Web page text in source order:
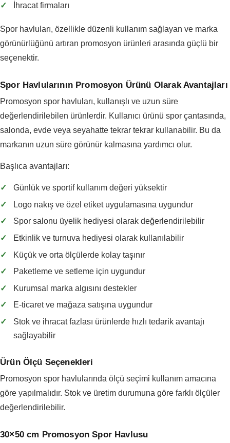
✓
İhracat firmaları
Spor havluları, özellikle düzenli kullanım sağlayan ve marka
görünürlüğünü artıran promosyon ürünleri arasında güçlü bir
seçenektir.
Spor Havlularının Promosyon Ürünü Olarak Avantajları
Promosyon spor havluları, kullanışlı ve uzun süre
değerlendirilebilen ürünlerdir. Kullanıcı ürünü spor çantasında,
salonda, evde veya seyahatte tekrar tekrar kullanabilir. Bu da
markanın uzun süre görünür kalmasına yardımcı olur.
Başlıca avantajları:
✓
Günlük ve sportif kullanım değeri yüksektir
✓
Logo nakış ve özel etiket uygulamasına uygundur
✓
Spor salonu üyelik hediyesi olarak değerlendirilebilir
✓
Etkinlik ve turnuva hediyesi olarak kullanılabilir
✓
Küçük ve orta ölçülerde kolay taşınır
✓
Paketleme ve setleme için uygundur
✓
Kurumsal marka algısını destekler
✓
E-ticaret ve mağaza satışına uygundur
✓
Stok ve ihracat fazlası ürünlerde hızlı tedarik avantajı
sağlayabilir
Ürün Ölçü Seçenekleri
Promosyon spor havlularında ölçü seçimi kullanım amacına
göre yapılmalıdır. Stok ve üretim durumuna göre farklı ölçüler
değerlendirilebilir.
30×50 cm Promosyon Spor Havlusu